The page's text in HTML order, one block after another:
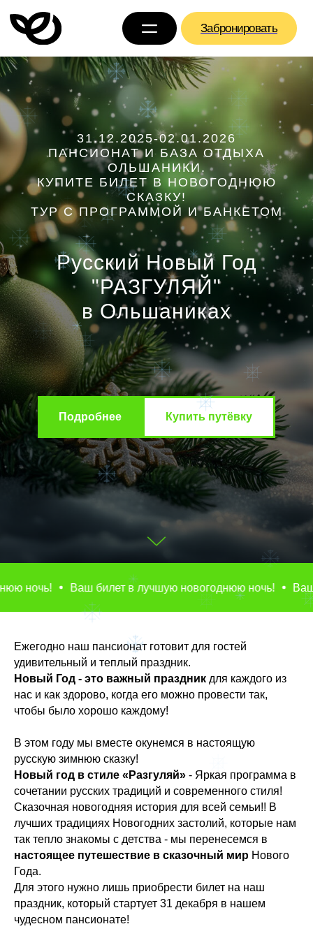
Забронировать
31.12.2025-02.01.2026
ПАНСИОНАТ И БАЗА ОТДЫХА
ОЛЬШАНИКИ.
КУПИТЕ БИЛЕТ В НОВОГОДНЮЮ
СКАЗКУ!
ТУР C ПРОГРАММОЙ И БАНКЕТОМ
Русский Новый Год
"РАЗГУЛЯЙ"
в Ольшаниках
Подробнее Купить путёвку
Ваш билет в лучшую новогоднюю ночь! Ваш
Ежегодно наш пансионат готовит для гостей
удивительный и теплый праздник.
Новый Год - это важный праздник для каждого из
нас и как здорово, когда его можно провести так,
чтобы было хорошо каждому!
В этом году мы вместе окунемся в настоящую
русскую зимнюю сказку!
Новый год в стиле «Разгуляй» - Яркая программа в
сочетании русских традиций и современного стиля!
Сказочная новогодняя история для всей семьи!! В
лучших традициях Новогодних застолий, которые нам
так тепло знакомы c детства - мы перенесемся в
настоящее путешествие в сказочный мир Нового
Года.
Для этого нужно лишь приобрести билет на наш
праздник, который стартует 31 декабря в нашем
чудесном пансионате!